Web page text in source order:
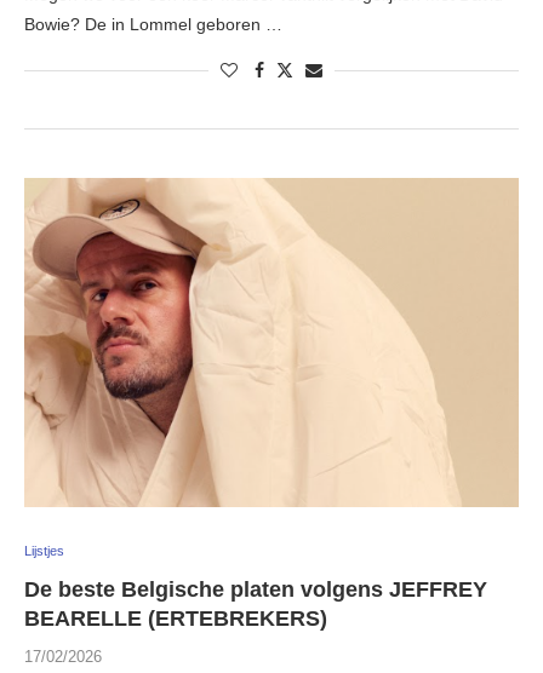
Bowie? De in Lommel geboren …
Lijstjes
De beste Belgische platen volgens JEFFREY
BEARELLE (ERTEBREKERS)
17/02/2026